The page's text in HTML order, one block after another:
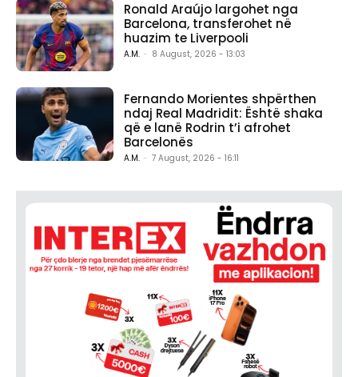
Ronald Araújo largohet nga
Barcelona, transferohet në
huazim te Liverpooli
A.M. - 8 August, 2026 - 13:03
Fernando Morientes shpërthen
ndaj Real Madridit: Është shaka
që e lanë Rodrin t’i afrohet
Barcelonës
A.M. - 7 August, 2026 - 16:11